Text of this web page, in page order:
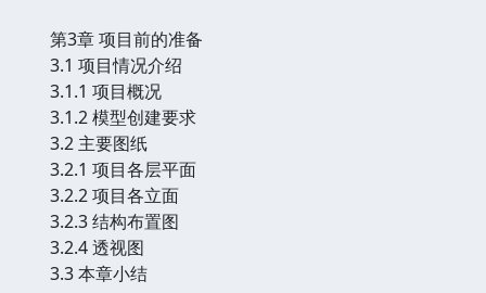
第3章 项目前的准备
3.1 项目情况介绍
3.1.1 项目概况
3.1.2 模型创建要求
3.2 主要图纸
3.2.1 项目各层平面
3.2.2 项目各立面
3.2.3 结构布置图
3.2.4 透视图
3.3 本章小结